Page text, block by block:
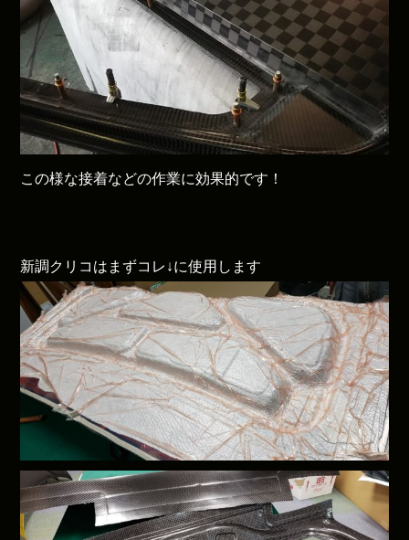
この様な接着などの作業に効果的です！
新調クリコはまずコレ↓に使用します